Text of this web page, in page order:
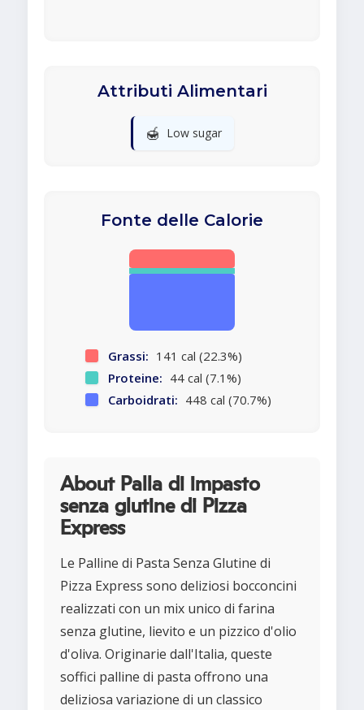
Attributi Alimentari
🍯 Low sugar
Fonte delle Calorie
Grassi: 141 cal (22.3%)
Proteine: 44 cal (7.1%)
Carboidrati: 448 cal (70.7%)
About Palla di impasto
senza glutine di Pizza
Express
Le Palline di Pasta Senza Glutine di
Pizza Express sono deliziosi bocconcini
realizzati con un mix unico di farina
senza glutine, lievito e un pizzico d'olio
d'oliva. Originarie dall'Italia, queste
soffici palline di pasta offrono una
deliziosa variazione di un classico